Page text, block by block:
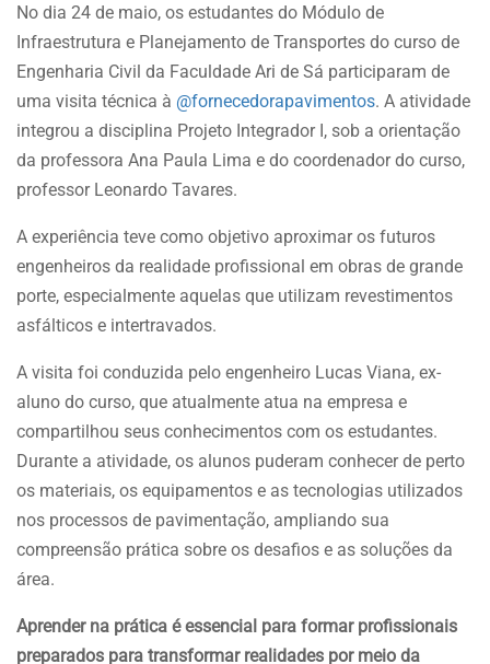
No dia 24 de maio, os estudantes do Módulo de
Infraestrutura e Planejamento de Transportes do curso de
Engenharia Civil da Faculdade Ari de Sá participaram de
uma visita técnica à @fornecedorapavimentos. A atividade
integrou a disciplina Projeto Integrador I, sob a orientação
da professora Ana Paula Lima e do coordenador do curso,
professor Leonardo Tavares.
A experiência teve como objetivo aproximar os futuros
engenheiros da realidade profissional em obras de grande
porte, especialmente aquelas que utilizam revestimentos
asfálticos e intertravados.
A visita foi conduzida pelo engenheiro Lucas Viana, ex-
aluno do curso, que atualmente atua na empresa e
compartilhou seus conhecimentos com os estudantes.
Durante a atividade, os alunos puderam conhecer de perto
os materiais, os equipamentos e as tecnologias utilizados
nos processos de pavimentação, ampliando sua
compreensão prática sobre os desafios e as soluções da
área.
Aprender na prática é essencial para formar profissionais
preparados para transformar realidades por meio da